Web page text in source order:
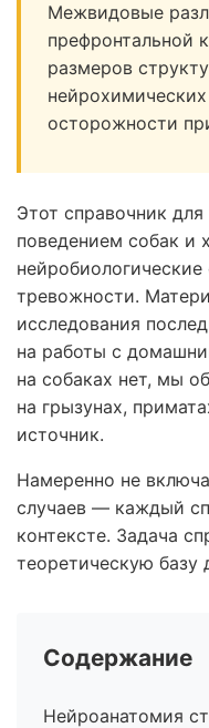
Межвидовые
префронтальной
размеров
осторожности
Этот справочник
поведением собак и
тревожности.
исследования
на работы с
на собаках нет, мы
на грызунах,
источник.
Намеренно не
случаев — каждый
контексте. Задача
теоретическую базу
Содержание
Нейроанатомия